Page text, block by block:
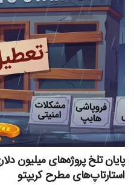
استارتاپ‌های مطرح کریپتو